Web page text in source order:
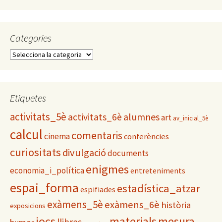
Categories
C
g
r
e
Etiquetes
activitats_5è activitats_6è alumnesart av_inicial_5è
calculcinemacomentarisconferències
curiositatsdivulgaciódocuments
economia_i_políticaenigmes entreteniments
espai_forma espifiades estadística_atzar
exposicions exàmens_5èexàmens_6è història